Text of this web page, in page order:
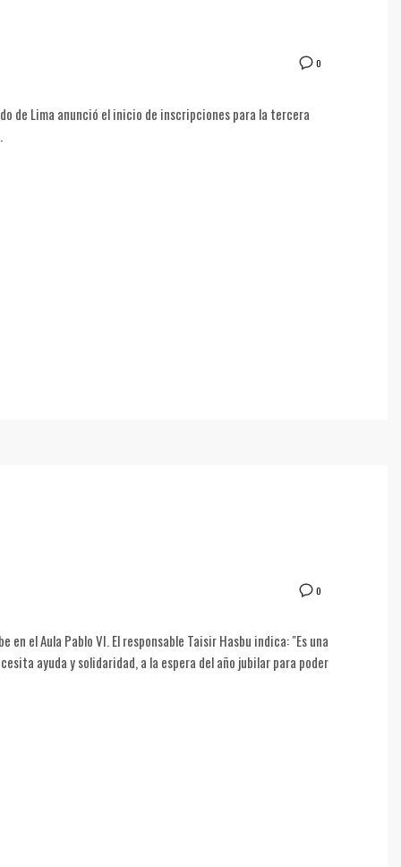
0
de Lima anunció el inicio de inscripciones para la tercera
0
el Aula Pablo VI. El responsable Taisir Hasbu indica: "Es una
ayuda y solidaridad, a la espera del año jubilar para poder